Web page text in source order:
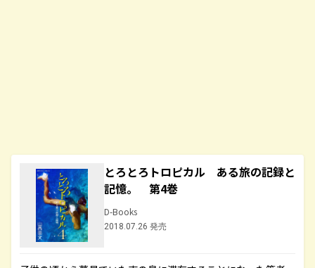
とろとろトロピカル ある旅の記録と
記憶。 第4巻
D-Books
2018.07.26 発売